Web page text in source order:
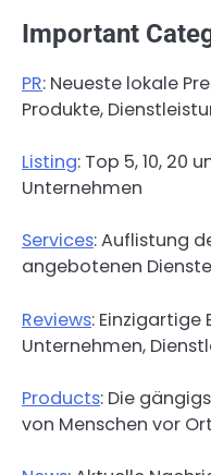
Important
PR: Neueste lokale
Produkte,
Listing: Top 5, 10, 20
Unternehmen
Services: Auflistung
angebotenen Dienste
Reviews: Einzigartige
Unternehmen,
Products: Die
von Menschen vor